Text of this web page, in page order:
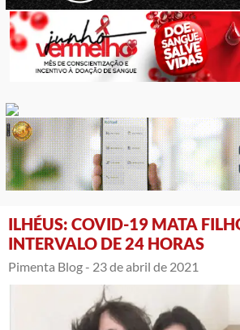
ILHÉUS: COVID-19 MATA
INTERVALO DE 24 HORAS
Pimenta Blog - 23 de abril de 2021